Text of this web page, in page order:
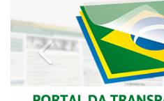
Previous